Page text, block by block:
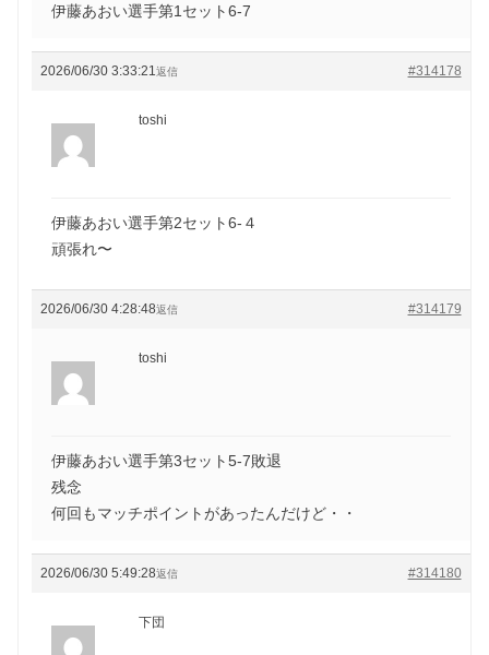
伊藤あおい選手第1セット6-7
2026/06/30 3:33:21 #314178
返信
toshi
伊藤あおい選手第2セット6-４
頑張れ〜
2026/06/30 4:28:48 #314179
返信
toshi
伊藤あおい選手第3セット5-7敗退
残念
何回もマッチポイントがあったんだけど・・
2026/06/30 5:49:28 #314180
返信
下団